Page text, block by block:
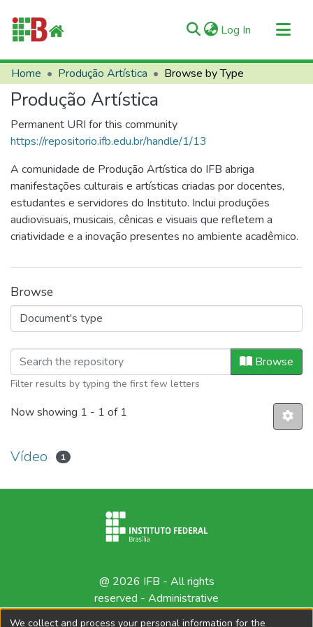
Log In (current)
Communities & Collections
All of RIIFB
About RIIFB
Contacts
Home Produção Artística Browse by Type
Produção Artística
Permanent URI for this community
https://repositorio.ifb.edu.br/handle/1/13
A comunidade de Produção Artística do IFB abriga
manifestações culturais e artísticas criadas por docentes,
estudantes e servidores do Instituto. Inclui produções
audiovisuais, musicais, cênicas e visuais que refletem a
criatividade e a inovação presentes no ambiente acadêmico.
Browse
Browsing Produção Artística byBrowse
Filter results by typing the first few letters
Now showing 1 - 1 of 1
Vídeo 1
@ 2026 IFB - All rights
reserved - Administrative
We collect and process your personal information for the